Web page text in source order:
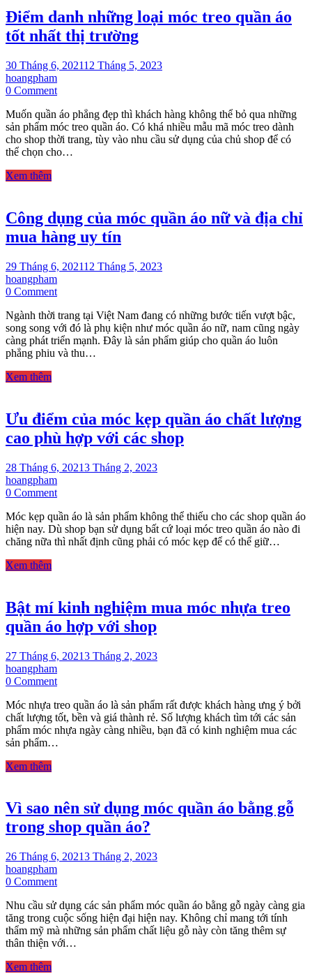
bằng
nhựa?
Điểm danh những loại móc treo quần áo
tốt nhất thị trường
30 Tháng 6, 202112 Tháng 5, 2023
hoangpham
0 Commenton
danh
những
loại
móc
nhất
thị
trường
Muốn quần áo phẳng đẹp thì khách hàng không thể bỏ qua những
sản phẩm móc treo quần áo. Có khá nhiều mẫu mã móc treo dành
cho shop thời trang, tùy vào nhu cầu sử dụng của chủ shop để có
thể chọn cho…
Xem thêm
Công dụng của móc quần áo nữ và địa chỉ
mua hàng uy tín
29 Tháng 6, 202112 Tháng 5, 2023
hoangpham
0 Commenton
dụng
của
móc
quần
chỉ
mua
hàng
tín
Ngành thời trang tại Việt Nam đang có những bước tiến vượt bậc,
song song với đó là phụ kiện như móc quần áo nữ, nam cũng ngày
càng phát triển mạnh. Đây là sản phẩm giúp cho quần áo luôn
phẳng phiu và thu…
Xem thêm
Ưu điểm của móc kẹp quần áo chất lượng
cao phù hợp với các shop
28 Tháng 6, 20213 Tháng 2, 2023
hoangpham
0 Commenton
điểm
của
móc
lượng
cao
phù
với
các
shop
Móc kẹp quần áo là sản phẩm không thể thiếu cho các shop quần áo
hiện nay. Dù shop bạn sử dụng bất cứ loại móc treo quần áo nào đi
chăng nữa thì nhất định cũng phải có móc kẹp để có thể giữ…
Xem thêm
Bật mí kinh nghiệm mua móc nhựa treo
quần áo hợp với shop
27 Tháng 6, 20213 Tháng 2, 2023
hoangpham
0 Commenton
mí
kinh
nghiệm
mua
áo
hợp
với
Móc nhựa treo quần áo là sản phẩm rất được khách hàng ưng ý bởi
chất lượng tốt, bền và giá thành rẻ. Số lượng khách tìm tới các sản
phẩm móc nhựa ngày càng nhiều, bạn đã có kinh nghiệm mua các
sản phẩm…
Xem thêm
Vì sao nên sử dụng móc quần áo bằng gỗ
trong shop quần áo?
26 Tháng 6, 20213 Tháng 2, 2023
hoangpham
0 Commenton
sao
nên
sử
dụng
Nhu cầu sử dụng các sản phẩm móc quần áo bằng gỗ ngày càng gia
tăng trong cuộc sống hiện đại hiện nay. Không chỉ mang tới tính
thẩm mỹ mà những sản phẩm chất liệu gỗ này còn tăng thêm sự
thân thiện với…
Xem thêm